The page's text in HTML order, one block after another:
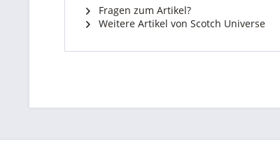
Fragen zum Artikel?
Weitere Artikel von Scotch Universe